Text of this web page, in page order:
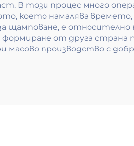
В този процес много
което намалява времето,
щамповане, е относително
от друга страна
производство с